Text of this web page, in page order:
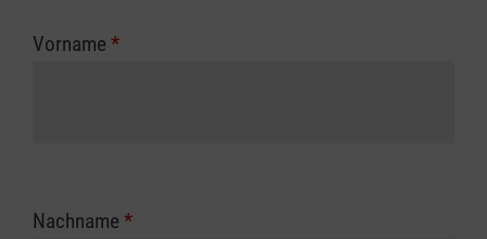
Vorname *
Nachname *